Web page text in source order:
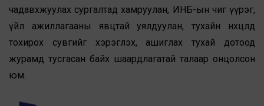
чадавхжуулах сургалтад хамруулан, ИНБ-ын чиг үүрэг,
үйл ажиллагааны явцтай уялдуулан, тухайн нөхцөлд
тохирох сувгийг хэрэглэх, ашиглах тухай дотоод
журамд тусгасан байх шаардлагатай талаар онцолсон
юм.